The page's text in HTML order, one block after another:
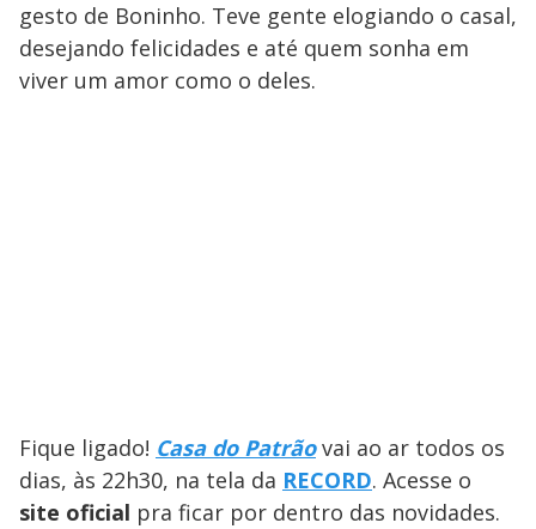
gesto de Boninho. Teve gente elogiando o casal,
desejando felicidades e até quem sonha em
viver um amor como o deles.
Fique ligado! Casa do Patrãovai ao ar todos os
dias, às 22h30, na tela da RECORD. Acesse o
site oficial pra ficar por dentro das novidades.